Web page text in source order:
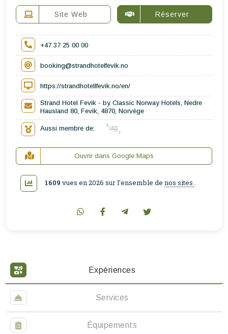
Expériences
Services
Équipements
Site Web Réserver
+47 37 25 00 00
booking@strandhotelfevik.no
https://strandhotellfevik.no/en/
Strand Hotel Fevik - by Classic Norway Hotels, Nedre
Hausland 80, Fevik, 4870, Norvège
Aussi membre de:
Ouvrir dans Google Maps
1609 vues en 2026 sur l'ensemble de nos sites .